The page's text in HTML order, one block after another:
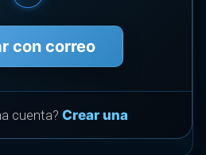
con correo
cuenta? Crear una